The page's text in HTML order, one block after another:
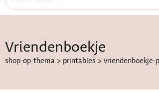
Vriendenboekje
shop-op-thema > printables > vriendenboekje-